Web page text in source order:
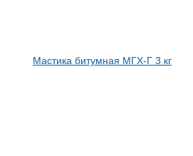
Мастика битумная МГХ-Г 3 кг